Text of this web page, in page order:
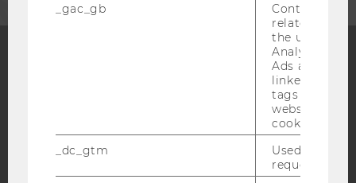
Blog
Bluesky
_gac_gb
Contains
related
the user. If
Analytics and
Ads accounts
linked, the
tags on the
website read
cookie.
_dc_gtm
Used to
request rate.